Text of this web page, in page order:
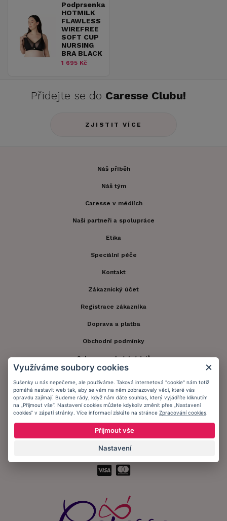
Podprsenka
HOTMILK
FLAWLESS
WIREFREE
SOFT CUP
NURSING
BRA BLACK
1 695 Kč
Přidejte se do Caresse Clubu!
ZJISTIT VÍCE
Náš příběh
Náš tým
Caresse v médiích
Naši partneři a spolupráce
Etika
Speciální péče
Kontakt
Zákaznický účet
Registrace zákazníka
Doprava a platba
Obchodní podmínky
Ochrana osobních údajů
Zůstaňte s námi v kontaktu.
Přijímáme platby:
Využíváme soubory cookies
Sušenky u nás nepečeme, ale používáme. Taková internetová "cookie" nám totiž
pomáhá nastavit web tak, aby se vám na něm zobrazovaly věci, které vás
opravdu zajímají. Budeme rády, když nám dáte souhlas, který vyjádříte kliknutím
na „Přijmout vše“. Nastavení cookies můžete kdykoliv změnit přes „Nastavení
cookies“ v zápatí stránky. Více informací získáte na stránce Zpracování cookies
Přijmout vše
Nastavení